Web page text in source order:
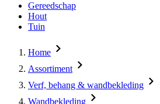
Gereedschap
Hout
Tuin
Home
Assortiment
Verf, behang & wandbekleding
Wandbekleding